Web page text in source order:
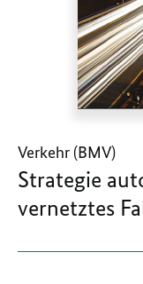
Verkehr (BMV)
Strategie
vernetztes